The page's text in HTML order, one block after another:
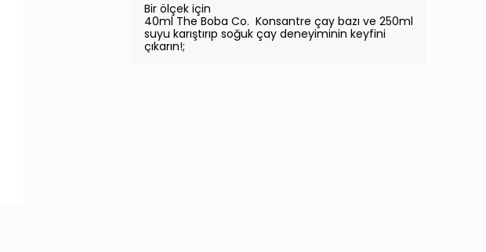
Bir ölçek için
40ml The Boba Co. Konsantre çay bazı ve 250ml
suyu karıştırıp soğuk çay deneyiminin keyfini
çıkarın!;